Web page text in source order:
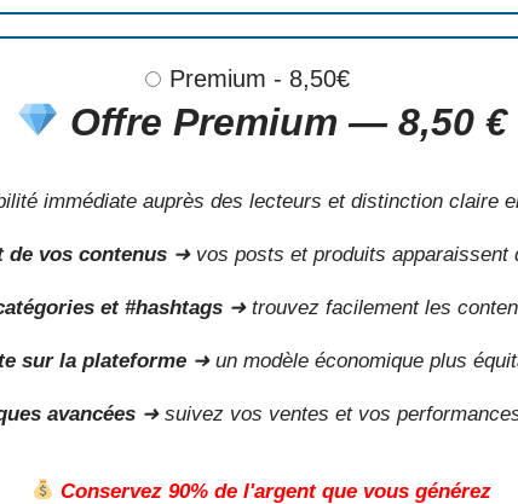
Premium - 8,50€
Offre Premium —8,50 €
immédiate auprès des lecteurs et distinction claire
de vos contenus➜ vos posts et produits apparaissent
et #hashtags➜ trouvez facilement les
sur la plateforme ➜ un modèle économique plus
avancées➜ suivez vos ventes et vos
Conservez 90% de l'argent que vous générez